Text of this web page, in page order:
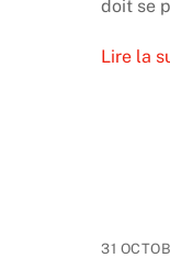
doit se
Lire la
31